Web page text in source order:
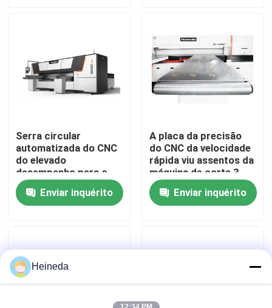
Excursão da fábrica
Contacte-nos
Notícia
A circular do CNC viu
Serras de faixa do CNC
Serra circular
automatizada do CNC
do elevado
desempenho para o
painel de alumínio HL-
12CNCEnviar inquérito
A placa da precisão
do CNC da velocidade
rápida viu assentos da
máquina de corte 3
flutuar a plataforma
Enviar inquérito
Heineda